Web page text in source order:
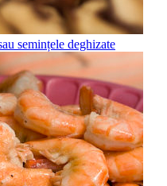
semințele deghizate